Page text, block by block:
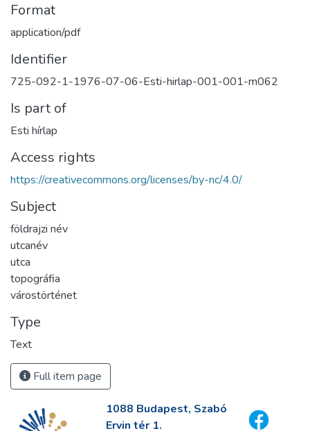
Format
application/pdf
Identifier
725-092-1-1976-07-06-Esti-hirlap-001-001-m062
Is part of
Esti hírlap
Access rights
https://creativecommons.org/licenses/by-nc/4.0/
Subject
földrajzi név
utcanév
utca
topográfia
várostörténet
Type
Text
Full item page
1088 Budapest, Szabó
Ervin tér 1.